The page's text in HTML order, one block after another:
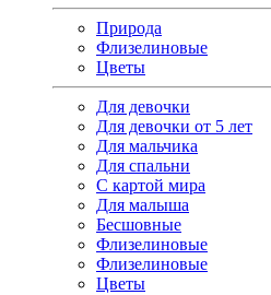
Природа
Флизелиновые
Цветы
Для девочки
Для девочки от 5 лет
Для мальчика
Для спальни
С картой мира
Для малыша
Бесшовные
Флизелиновые
Флизелиновые
Цветы